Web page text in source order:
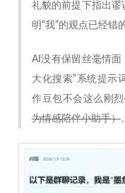
礼貌的前提下指出谬
明“我”的观点已经错
AI没有保留丝毫情面
大化搜索”系统提示
作豆包不会这么刚烈
为情感陪伴小助手）。